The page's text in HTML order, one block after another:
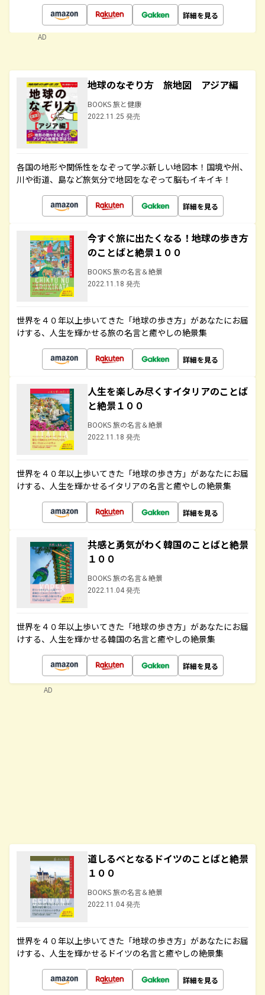
詳細を見る
AD
地球のなぞり方 旅地図 アジア編
BOOKS 旅と健康
2022.11.25 発売
各国の地形や関係性をなぞって学ぶ新しい地図本！国境や州、
川や街道、島など旅気分で地図をなぞって脳もイキイキ！
詳細を見る
今すぐ旅に出たくなる！地球の歩き方
のことばと絶景１００
BOOKS 旅の名言＆絶景
2022.11.18 発売
世界を４０年以上歩いてきた「地球の歩き方」があなたにお届
けする、人生を輝かせる旅の名言と癒やしの絶景集
詳細を見る
人生を楽しみ尽くすイタリアのことば
と絶景１００
BOOKS 旅の名言＆絶景
2022.11.18 発売
世界を４０年以上歩いてきた「地球の歩き方」があなたにお届
けする、人生を輝かせるイタリアの名言と癒やしの絶景集
詳細を見る
共感と勇気がわく韓国のことばと絶景
１００
BOOKS 旅の名言＆絶景
2022.11.04 発売
世界を４０年以上歩いてきた「地球の歩き方」があなたにお届
けする、人生を輝かせる韓国の名言と癒やしの絶景集
詳細を見る
道しるべとなるドイツのことばと絶景
１００
BOOKS 旅の名言＆絶景
2022.11.04 発売
世界を４０年以上歩いてきた「地球の歩き方」があなたにお届
けする、人生を輝かせるドイツの名言と癒やしの絶景集
詳細を見る
AD